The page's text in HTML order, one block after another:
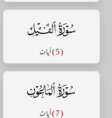
سورة الفيل
( 5 ) آيات
سورة الماعون
( 7 ) آيات